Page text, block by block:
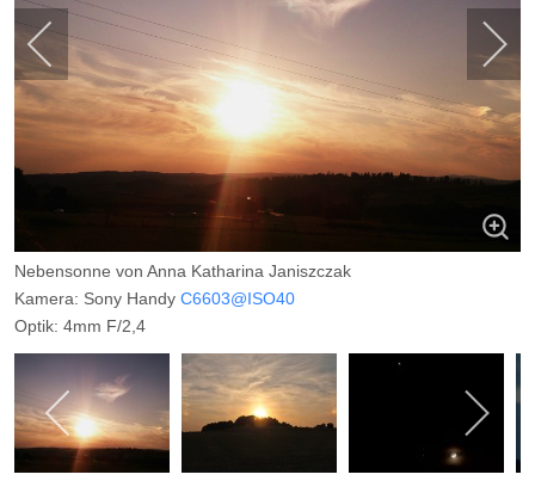
Nebensonne von Anna Katharina Janiszczak
Kamera: Sony Handy C6603@ISO40
Optik: 4mm F/2,4
Belichtungszeit: 1/3200
Filter: ---
Ort: Geismar bei Frankenberg
Datum: 22.08.2015